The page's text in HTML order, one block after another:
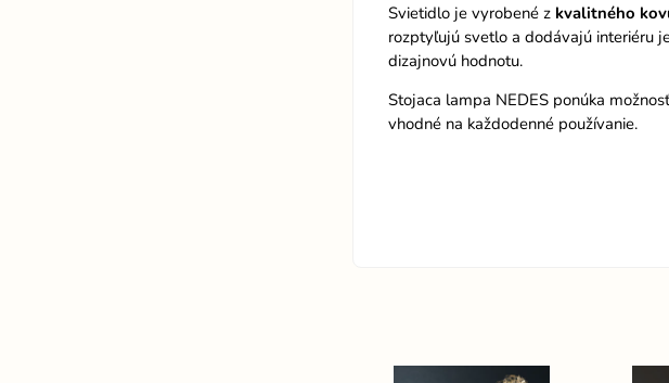
Svietidlo je vyrobené zkvalitného
rozptyľujú svetlo a dodávajú interiéru
dizajnovú hodnotu.
Stojaca lampa NEDES ponúka
vhodné na každodenné používanie.